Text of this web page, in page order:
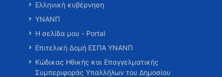
Ελληνική κυβέρνηση
ΥΝΑΝΠ
Η σελίδα μου - Portal
Επιτελική Δομή ΕΣΠΑ ΥΝΑΝΠ
Κώδικας Ηθικής και Επαγγελματικής
Συμπεριφοράς Υπαλλήλων του Δημοσίου